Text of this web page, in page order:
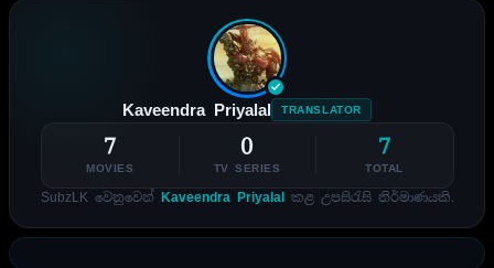
Kaveendra Priyalal TRANSLATOR
7
MOVIES
0
TV SERIES
7
TOTAL
SubzLK වෙනුවෙන් Kaveendra Priyalalකළ උපසිරැසි නිර්මාණයකි.